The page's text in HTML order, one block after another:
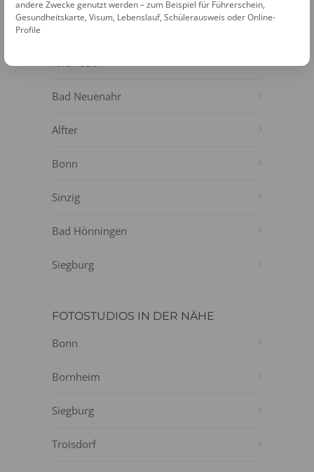
Rheinbach
Bad Neuenahr
Alfter
Bonn
Sinzig
Bad Hönningen
Siegburg
FOTOSTUDIOS IN DER NÄHE
Bonn
Bornheim
Siegburg
Troisdorf
andere Zwecke genutzt werden – zum Beispiel für Führerschein,
Gesundheitskarte, Visum, Lebenslauf, Schülerausweis oder Online-
Profile